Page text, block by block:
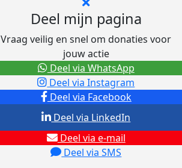
Deel mijn pagina
Vraag veilig en snel om donaties voor
jouw actie
Deel via Facebook
Deel via Instagram
Deel via e-mail
Deel via SMS
Deel via LinkedIn
Deel via WhatsApp